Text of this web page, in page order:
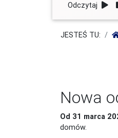
Odczytaj
JESTEŚ TU:
Nowa
Od 31 marca
domów.